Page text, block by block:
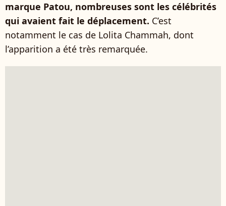
marque Patou, nombreuses sont les célébrités
qui avaient fait le déplacement. C’est
notamment le cas de Lolita Chammah, dont
l’apparition a été très remarquée.